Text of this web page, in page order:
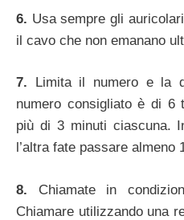
6. Usa sempre gli
il cavo che non emanano
7. Limita il numero e la
numero consigliato è di 6
più di 3 minuti ciascuna.
l’altra fate passare almeno
8. Chiamate in
Chiamare utilizzando una